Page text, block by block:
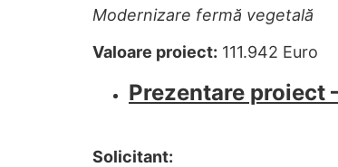
Modernizare fermă vegetală
Valoare proiect: 111.942 Euro
Prezentare proiect
Solicitant: